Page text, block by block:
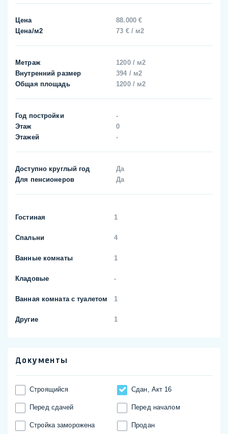
Цена
88.000 €
Цена/м2
73 € / м2
Метраж
1200 / м2
Внутренний размер
394 / м2
Общая площадь
1200 / м2
Год постройки
-
Этаж
0
Этажей
-
Доступно круглый год
Да
Для пенсионеров
Да
Гостиная 1
Спальни 4
Ванные комнаты 1
Кладовые -
Ванная комната с туалетом 1
Другие 1
Документы
Строящийся Сдан, Акт 16
Перед сдачей Перед началом
Стройка заморожена Продан